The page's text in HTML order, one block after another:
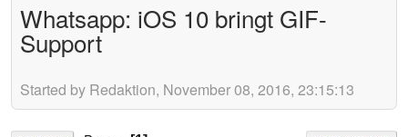
Whatsapp: iOS 10 bringt GIF-
Support
Started by Redaktion, November 08, 2016, 23:15:13